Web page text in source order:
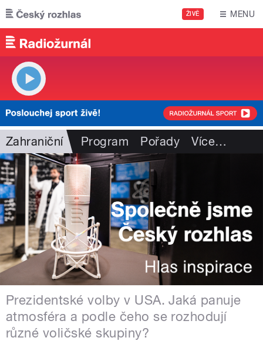
Přejít k hlavnímu obsahu
ŽIVĚ MENU
Zahraniční Program Pořady Více…
Prezidentské volby v USA. Jaká panuje
atmosféra a podle čeho se rozhodují
různé voličské skupiny?